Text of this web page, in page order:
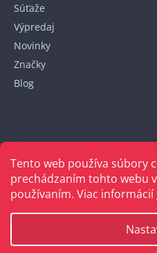
Tento web používa súbory
prechádzaním tohto webu
používaním. Viac informácií
Súťaže
Výpredaj
Novinky
Značky
Blog
+421 948 152 820